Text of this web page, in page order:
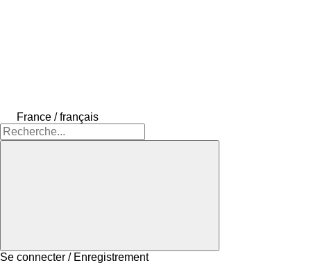
France / français
Se connecter / Enregistrement